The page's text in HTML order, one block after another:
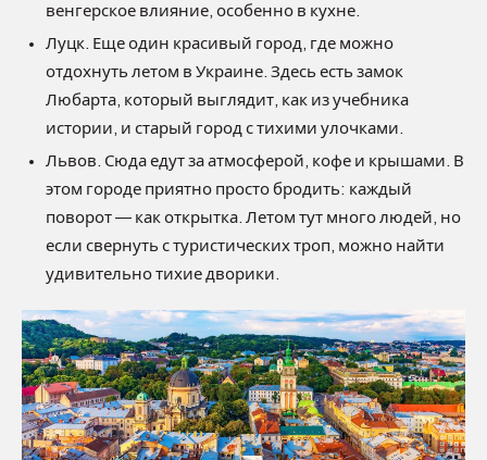
венгерское влияние, особенно в кухне.
Луцк. Еще один красивый город, где можно
отдохнуть летом в Украине. Здесь есть замок
Любарта, который выглядит, как из учебника
истории, и старый город с тихими улочками.
Львов. Сюда едут за атмосферой, кофе и крышами. В
этом городе приятно просто бродить: каждый
поворот — как открытка. Летом тут много людей, но
если свернуть с туристических троп, можно найти
удивительно тихие дворики.